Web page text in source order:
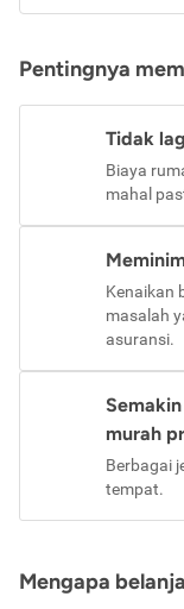
Pentingnya
Tidak
Biaya
mahal
Kenaikan
masalah
asuransi.
murah
Berbagai
tempat.
Mengapa